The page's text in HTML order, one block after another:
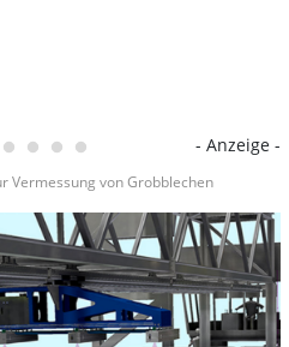
- Anzeige -
Vermessung von Grobblechen